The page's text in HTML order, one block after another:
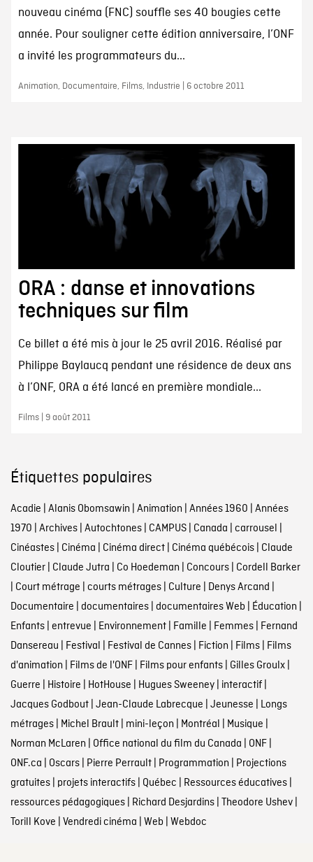
nouveau cinéma (FNC) souffle ses 40 bougies cette
année. Pour souligner cette édition anniversaire, l’ONF
a invité les programmateurs du...
Animation, Documentaire, Films, Industrie | 6 octobre 2011
ORA : danse et innovations
techniques sur film
Ce billet a été mis à jour le 25 avril 2016. Réalisé par
Philippe Baylaucq pendant une résidence de deux ans
à l’ONF, ORA a été lancé en première mondiale...
Films | 9 août 2011
Étiquettes populaires
Acadie | Alanis Obomsawin | Animation | Années 1960 | Années
1970 | Archives| Autochtones| CAMPUS| Canada | carrousel |
Cinéastes| Cinéma | Cinéma direct| Cinéma québécois| Claude
Cloutier| Claude Jutra | Co Hoedeman | Concours| Cordell Barker
| Court métrage | courts métrages| Culture | Denys Arcand |
Documentaire | documentaires| documentaires Web | Éducation |
Enfants| entrevue | Environnement| Famille | Femmes| Fernand
Dansereau | Festival | Festival de Cannes| Fiction | Films| Films
d'animation | Films de l'ONF| Films pour enfants| Gilles Groulx|
Guerre | Histoire | HotHouse | Hugues Sweeney| interactif|
Jacques Godbout| Jean-Claude Labrecque | Jeunesse | Longs
métrages| Michel Brault| mini-leçon | Montréal | Musique |
Norman McLaren | Office national du film du Canada | ONF|
ONF.ca | Oscars| Pierre Perrault| Programmation | Projections
gratuites| projets interactifs| Québec | Ressources éducatives|
ressources pédagogiques| Richard Desjardins| Theodore Ushev|
Torill Kove | Vendredi cinéma | Web | Webdoc